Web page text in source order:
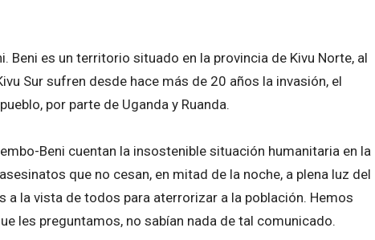
Beni es un territorio situado en la provincia de Kivu Norte, al
Sur sufren desde hace más de 20 años la invasión, el
por parte de Uganda y Ruanda.
Beni cuentan la insostenible situación humanitaria en la
que no cesan, en mitad de la noche, a plena luz del
la vista de todos para aterrorizar a la población. Hemos
les preguntamos, no sabían nada de tal comunicado.